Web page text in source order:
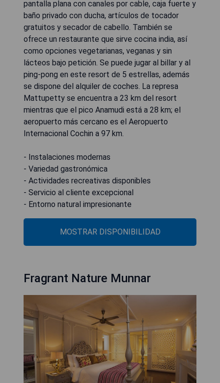
pantalla plana con canales por cable, caja fuerte y
baño privado con ducha, artículos de tocador
gratuitos y secador de cabello. También se
ofrece un restaurante que sirve cocina india, así
como opciones vegetarianas, veganas y sin
lácteos bajo petición. Se puede jugar al billar y al
ping-pong en este resort de 5 estrellas, además
se dispone del alquiler de coches. La represa
Mattupetty se encuentra a 23 km del resort
mientras que el pico Anamudi está a 28 km; el
aeropuerto más cercano es el Aeropuerto
Internacional Cochin a 97 km.
- Instalaciones modernas
- Variedad gastronómica
- Actividades recreativas disponibles
- Servicio al cliente excepcional
- Entorno natural impresionante
MOSTRAR DISPONIBILIDAD
Fragrant Nature Munnar